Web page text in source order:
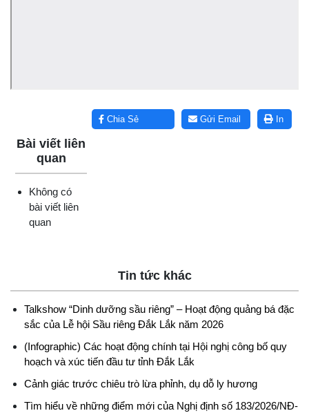
In
Gửi Email
Chia Sẻ
Bài viết liên
quan
Không có
bài viết liên
quan
Tin tức khác
Talkshow “Dinh dưỡng sầu riêng” – Hoạt động quảng bá đặc
sắc của Lễ hội Sầu riêng Đắk Lắk năm 2026
(Infographic) Các hoạt động chính tại Hội nghị công bố quy
hoạch và xúc tiến đầu tư tỉnh Đắk Lắk
Cảnh giác trước chiêu trò lừa phỉnh, dụ dỗ ly hương
Tìm hiểu về những điểm mới của Nghị định số 183/2026/NĐ-